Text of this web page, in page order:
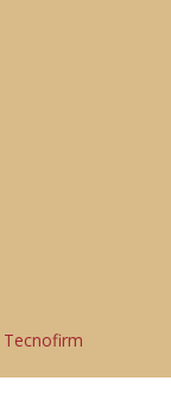
Tecnofirm